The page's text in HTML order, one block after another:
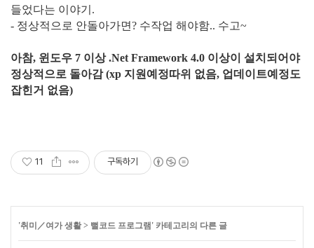
들었다는 이야기.
- 정상적으로 안돌아가면? 수작업 해야함.. 수고~
아참, 윈도우 7 이상 .Net Framework 4.0 이상이 설치되어야
정상적으로 돌아감 (xp 지원예정따위 없음, 업데이트예정도
잡힌거 없음)
11 구독하기
'취미／여가 생활> 뻘코드 프로그램' 카테고리의 다른 글